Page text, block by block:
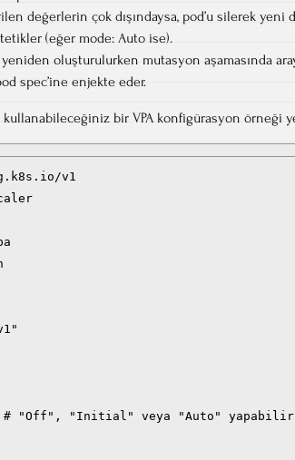
değerlerin çok dışındaysa, pod’u silerek yeni
(eğer mode: Auto ise).
yeniden oluşturulurken mutasyon aşamasında
spec’ine enjekte eder.
kullanabileceğiniz bir VPA konfigürasyon örneği
v1
"Off", "Initial" veya "Auto"